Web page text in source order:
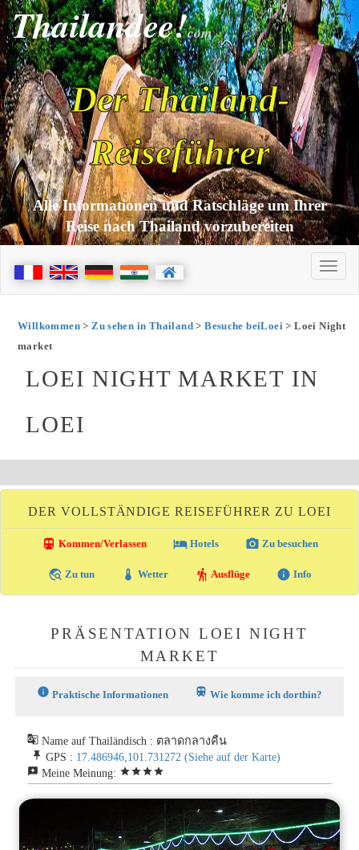
Thailandee!com
Der Thailand-
Reiseführer
Alle Informationen und Ratschläge um Ihrer
Reise nach Thailand vorzubereiten
Willkommen>Zu sehen in Thailand>Besuche beiLoei > Loei Night
market
LOEI NIGHT MARKET IN
LOEI
DER VOLLSTÄNDIGE REISEFÜHRER ZU LOEI
directions_transit Kommen/Verlassen local_hotelHotels photo_camera Zu besuchen
travel_explore Zu tun thermostat Wetter hiking Ausflüge info Info
PRÄSENTATION LOEI NIGHT
MARKET
info Praktische Informationen train Wie komme ich dorthin?
g_translate Name auf Thailändisch : ตลาดกลางคืน
push_pin GPS : 17.486946,101.731272 (Siehe auf der Karte)
reviews Meine Meinung: starstarstarstar